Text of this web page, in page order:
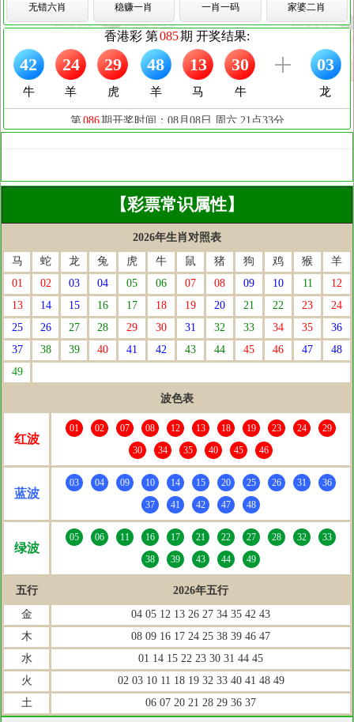
无错六肖 稳赚一肖 一肖一码 家婆二肖
【彩票常识属性】
2026年生肖对照表
马
蛇 龙 兔 虎 牛 鼠 猪 狗 鸡 猴
羊
01
02 03 04 05 06 07 08 09 10 11
12
13
14 15 16 17 18 19 20 21 22 23
24
25
26 27 28 29 30 31 32 33 34 35
36
37
38 39 40 41 42 43 44 45 46 47
48
49
波色表
红波
01 02 07 08 12 13 18 19 23 24
29
30
34 35 40 45 46
蓝波
03 04 09 10 14 15 20 25 26 31
36
37
41 42 47 48
绿波
05 06 11 16 17 21 22 27 28 32
33
38
39 43 44 49
五行
2026年五行
金
04 05 12 13 26 27 34 35 42 43
木
08 09 16 17 24 25 38 39 46 47
水
01 14 15 22 23 30 31 44 45
火
02 03 10 11 18 19 32 33 40 41 48 49
土
06 07 20 21 28 29 36 37